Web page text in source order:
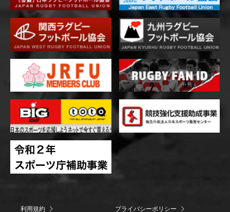
利用規約 プライバシーポリシー